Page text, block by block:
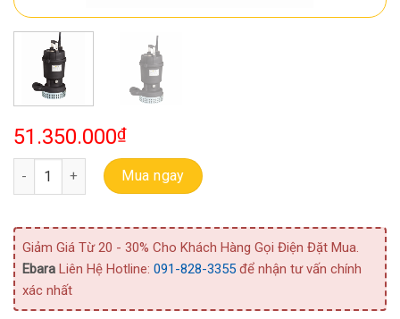
51.350.000₫
Bơm Chìm Thải Ebara 50 DS 5 5.5 (LM50) số lượng
Mua ngay
Giảm Giá Từ 20 - 30% Cho Khách Hàng Gọi Điện Đặt Mua.
Ebara Liên Hệ Hotline: 091-828-3355 để nhận tư vấn chính
xác nhất